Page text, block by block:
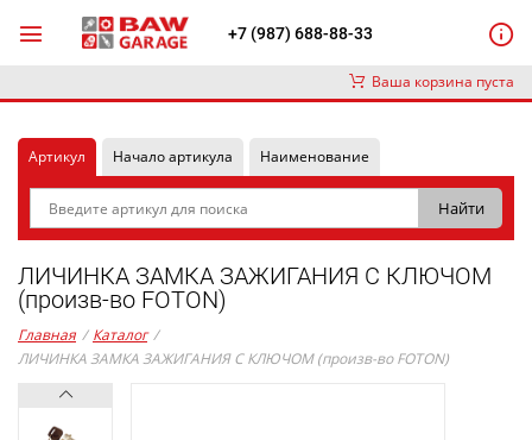
+7 (987) 688-88-33
Ваша корзина пуста
Артикул Начало артикула Наименование
ЛИЧИНКА ЗАМКА ЗАЖИГАНИЯ С КЛЮЧОМ
(произв-во FOTON)
Главная / Каталог /
ЛИЧИНКА ЗАМКА ЗАЖИГАНИЯ С КЛЮЧОМ (произв-во FOTON)